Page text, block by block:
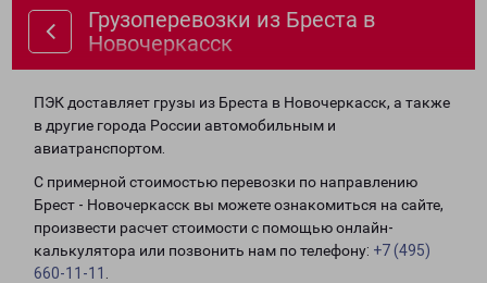
Грузоперевозки из Бреста в
Новочеркасск
ПЭК доставляет грузы из Бреста в Новочеркасск, а также
в другие города России автомобильным и
авиатранспортом.
С примерной стоимостью перевозки по направлению
Брест - Новочеркасск вы можете ознакомиться на сайте,
произвести расчет стоимости с помощью онлайн-
калькулятора или позвонить нам по телефону: +7 (495)
660-11-11